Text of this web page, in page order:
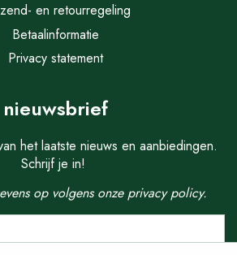
en retourregeling
Betaalinformatie
Privacy statement
nieuwsbrief
het laatste nieuws en aanbiedingen.
Schrijf je in!
op volgens onze privacy policy.